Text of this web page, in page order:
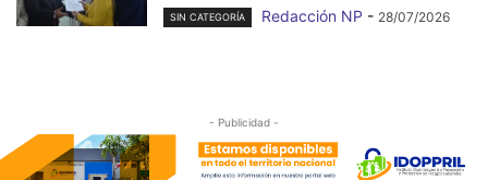
SIN CATEGORÍA Redacción NP - 28/07/2026
- Publicidad -